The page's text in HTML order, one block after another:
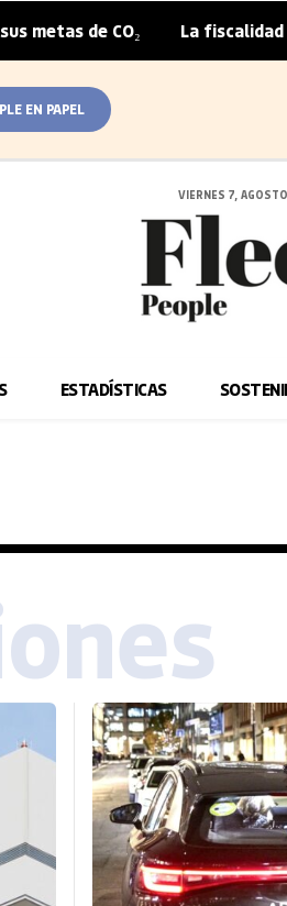
de CO₂ | La fiscalidad
EN PAPEL
VIERNES 7,
ESTADÍSTICAS